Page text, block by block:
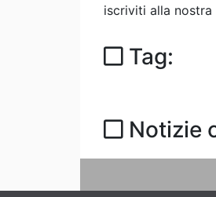
iscriviti alla nostra
Tag:
Notizie